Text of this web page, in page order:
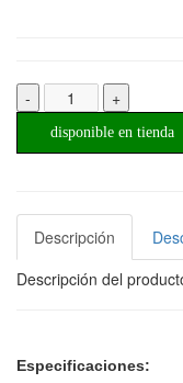
- +
disponible en tienda
Descripción
Descripción del
Especificaciones: